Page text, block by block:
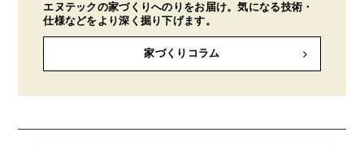
エヌテックの家づくりへのりをお届け。気になる技術・
仕様などをより深く掘り下げます。
家づくりコラム